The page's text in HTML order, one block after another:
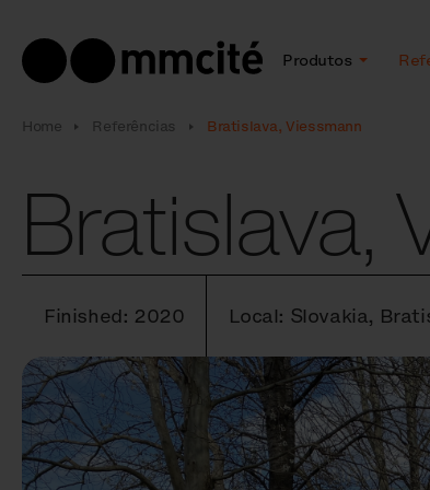
Produtos
Home Referências Bratislava, Viessmann
Bratislava,
Finished: 2020 Local: Slovakia,